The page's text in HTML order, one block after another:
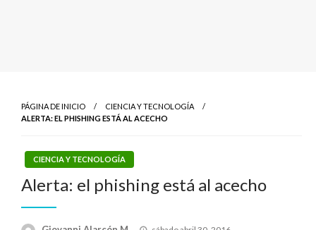
PÁGINA DE INICIO
CIENCIA Y TECNOLOGÍA
ALERTA: EL PHISHING ESTÁ AL ACECHO
CIENCIA Y TECNOLOGÍA
Alerta: el phishing está al acecho